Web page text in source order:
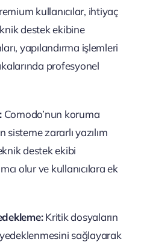
kullanıcılar, ihtiyaç
destek ekibine
yapılandırma işlemleri
profesyonel
Comodo’nun koruma
zararlı yazılım
destek ekibi
olur ve kullanıcılara ek
Kritik dosyaların
sağlayarak